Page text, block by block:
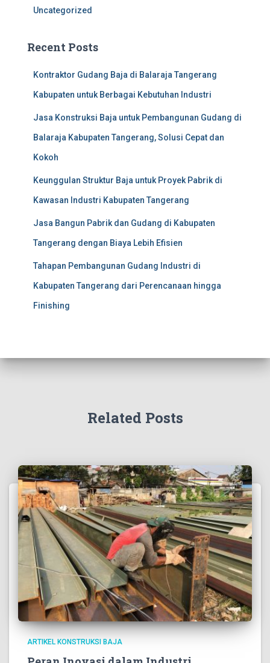
Uncategorized
Recent Posts
Kontraktor Gudang Baja di Balaraja Tangerang
Kabupaten untuk Berbagai Kebutuhan Industri
Jasa Konstruksi Baja untuk Pembangunan Gudang di
Balaraja Kabupaten Tangerang, Solusi Cepat dan
Kokoh
Keunggulan Struktur Baja untuk Proyek Pabrik di
Kawasan Industri Kabupaten Tangerang
Jasa Bangun Pabrik dan Gudang di Kabupaten
Tangerang dengan Biaya Lebih Efisien
Tahapan Pembangunan Gudang Industri di
Kabupaten Tangerang dari Perencanaan hingga
Finishing
Related Posts
ARTIKEL KONSTRUKSI BAJA